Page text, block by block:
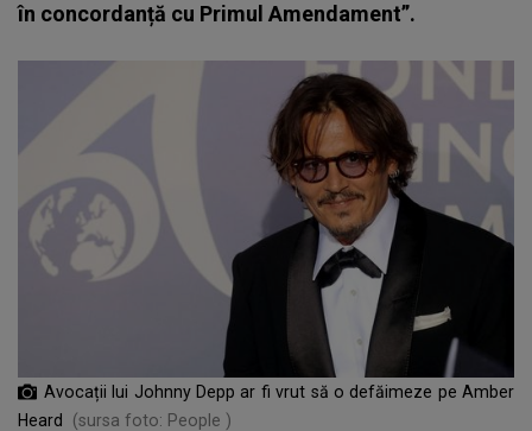
în concordanță cu Primul Amendament”.
Avocații lui Johnny Depp ar fi vrut să o defăimeze pe Amber
Heard
(sursa foto: People )